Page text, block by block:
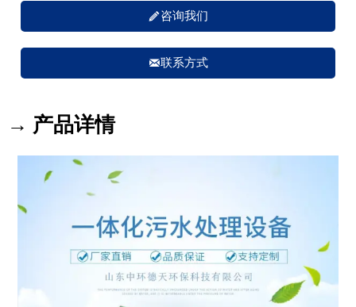
咨询我们
联系方式
→ 产品详情